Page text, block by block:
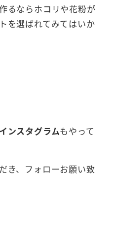
るならホコリや花粉が
を選ばれてみてはいか
インスタグラムもやって
き、フォローお願い致